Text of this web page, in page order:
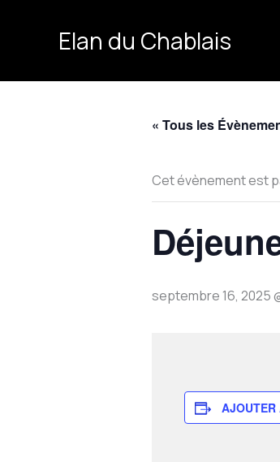
Elan du Chablais
« Tous les
Cet évènement est
septembre 16, 2025
AJOUTER